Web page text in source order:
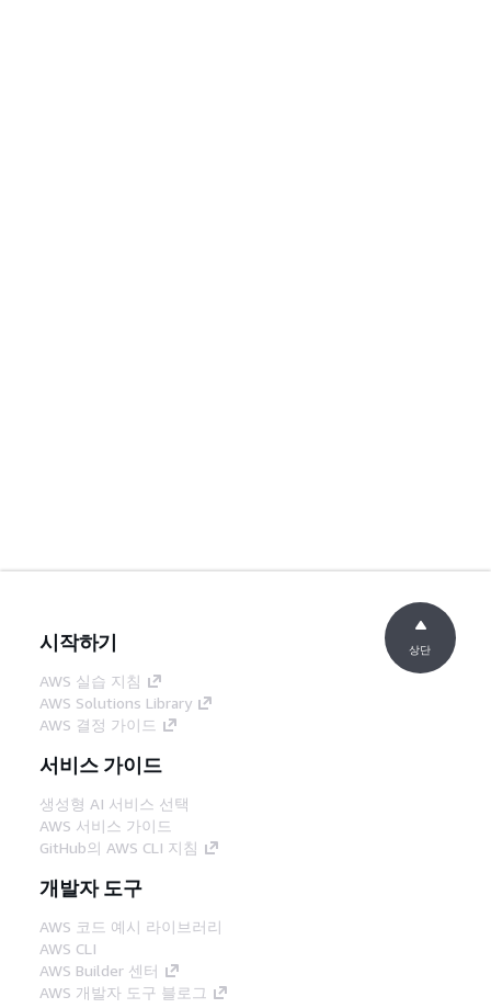
시작하기
AWS 실습 지침
AWS Solutions Library
AWS 결정 가이드
서비스 가이드
생성형 AI 서비스 선택
AWS 서비스 가이드
GitHub의 AWS CLI 지침
개발자 도구
AWS 코드 예시 라이브러리
AWS CLI
AWS Builder 센터
AWS 개발자 도구 블로그
상단